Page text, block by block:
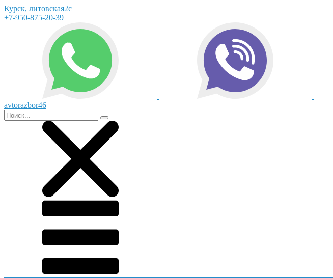
Курск, литовская2с
+7-950-875-20-39
avtorazbor46